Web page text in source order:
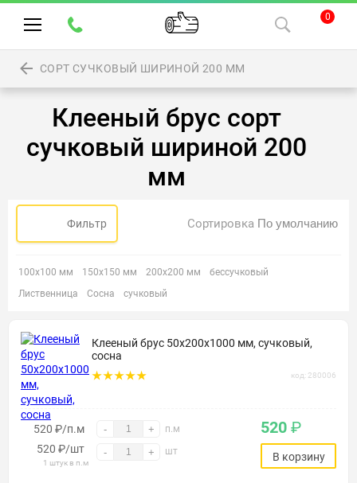
0
СОРТ СУЧКОВЫЙ ШИРИНОЙ 200 ММ
Клееный брус сорт
сучковый шириной 200
мм
Фильтр Сортировка
100х100 мм 150х150 мм 200х200 мм
бессучковый
Лиственница
Сосна сучковый
Клееный брус 50х200х1000 мм, сучковый,
сосна
код: 280006
520 ₽/п.м - + п.м
520 ₽/шт
1 штук в п.м
- + шт
520 ₽
В корзину